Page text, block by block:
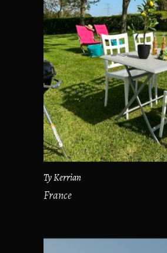
Ty Kerrian
France